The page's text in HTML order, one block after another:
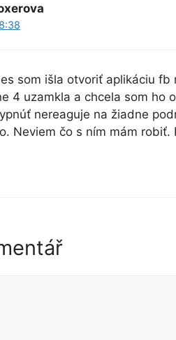
som išla otvoriť aplikáciu
4 uzamkla a chcela som ho
nereaguje na žiadne
Neviem čo s ním mám robiť.